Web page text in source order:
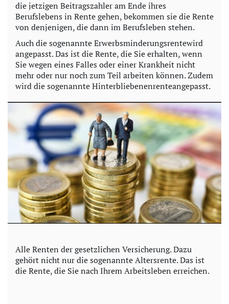
die jetzigen Beitragszahler am Ende ihres
Berufslebens in Rente gehen, bekommen sie die Rente
von denjenigen, die dann im Berufsleben stehen.
Auch die sogenannte Erwerbsminderungsrentewird
angepasst. Das ist die Rente, die Sie erhalten, wenn
Sie wegen eines Falles oder einer Krankheit nicht
mehr oder nur noch zum Teil arbeiten können. Zudem
wird die sogenannte Hinterbliebenenrenteangepasst.
Alle Renten der gesetzlichen Versicherung. Dazu
gehört nicht nur die sogenannte Altersrente. Das ist
die Rente, die Sie nach Ihrem Arbeitsleben erreichen.